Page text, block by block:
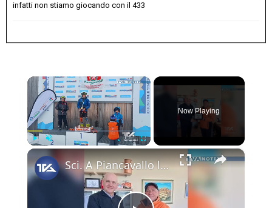
infatti non stiamo giocando con il 433
×
Now Playing
×
Sci. A Piancavallo le gare di "Coppa Sicilia 2026", "Coppa Adrano” e “Memorial Pippo Maccarrone". O